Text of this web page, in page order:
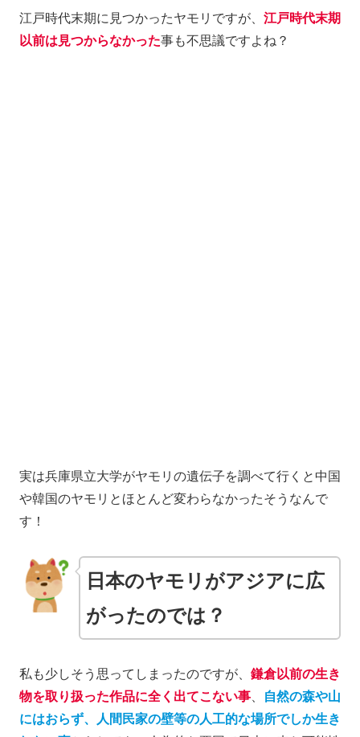
江戸時代末期に見つかったヤモリですが、 江戸時代末期
以前は見つからなかった事も不思議ですよね？
実は兵庫県立大学がヤモリの遺伝子を調べて行くと中国
や韓国のヤモリとほとんど変わらなかったそうなんで
す！
日本のヤモリがアジアに広
がったのでは？
私も少しそう思ってしまったのですが、 鎌倉以前の生き
物を取り扱った作品に全く出てこない事
自然の森や山
にはおらず、人間民家の壁等の人工的な場所でしか生き